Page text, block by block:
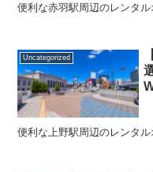
便利な赤羽駅周辺のレンタル
Uncategorized
便利な上野駅周辺のレンタル